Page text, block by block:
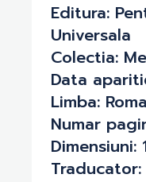
Editura:
Universala
Colectia:
Data
Limba:
Numar
Dimensiuni:
Traducator: